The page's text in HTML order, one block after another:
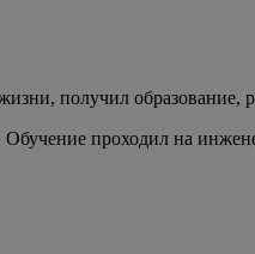
получил образование,
проходил на